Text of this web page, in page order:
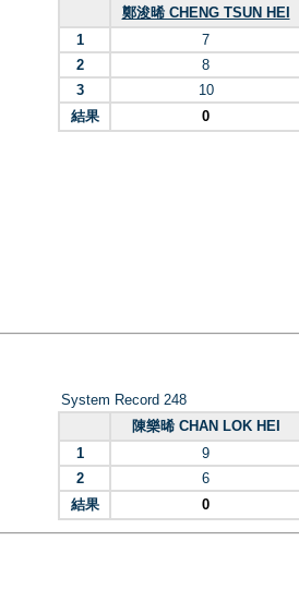
鄭浚晞 CHENG TSUN HEI
1
7
2
8
3
10
結果
0
System Record 248
陳樂晞 CHAN LOK HEI
1
9
2
6
結果
0